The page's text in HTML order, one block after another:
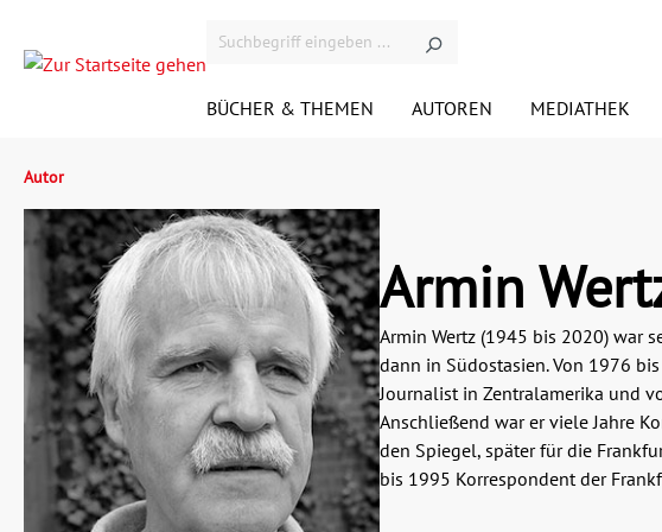
BÜCHER & THEMEN
Demnächst bei Westend
Gesellschaft Gesundheit
Krimi Medien
Satire Umwelt
AUTOREN MEDIATHEK
VIDEOS KOMMENTARE
ÜBER DEN VERLAG
RIGHTS ABDRUCKRECHTE
JOBS HANDEL UND
KONTAKT ANFAHRT
KONTAKT ACADEMICS
Autor
Armin
Armin Wertz (1945 bis 2020) war
dann in Südostasien. Von 1976
Journalist in Zentralamerika und
Anschließend war er viele Jahre
den Spiegel, später für die
bis 1995 Korrespondent der